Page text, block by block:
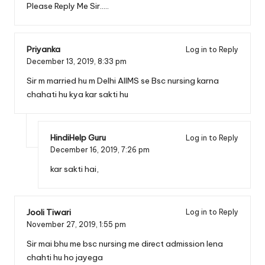
Please Reply Me Sir…..
Priyanka
Log in to Reply
December 13, 2019, 8:33 pm
Sir m married hu m Delhi AIIMS se Bsc nursing karna
chahati hu kya kar sakti hu
HindiHelp Guru
Log in to Reply
December 16, 2019, 7:26 pm
kar sakti hai,
Jooli Tiwari
Log in to Reply
November 27, 2019, 1:55 pm
Sir mai bhu me bsc nursing me direct admission lena
chahti hu ho jayega